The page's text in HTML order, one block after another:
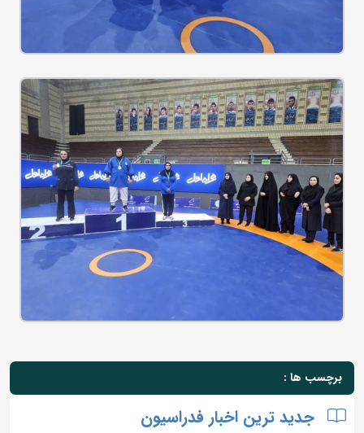
برچسب ها :
جدید ترین اخبار فدراسیون